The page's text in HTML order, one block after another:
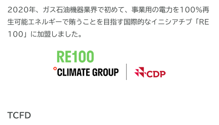
2020年、ガス石油機器業界で初めて、事業用の電力を100％再
生可能エネルギーで賄うことを目指す国際的なイニシアチブ「RE
100」に加盟しました。
TCFD